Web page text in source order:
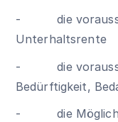
- die
Unterhaltsrente
- die
Bedürftigkeit,
- die